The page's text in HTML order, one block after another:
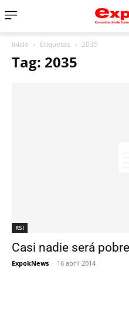
Inicio Etiquetas 2035
Tag: 2035
RSI
Casi nadie será
ExpokNews - 16 abril 2014